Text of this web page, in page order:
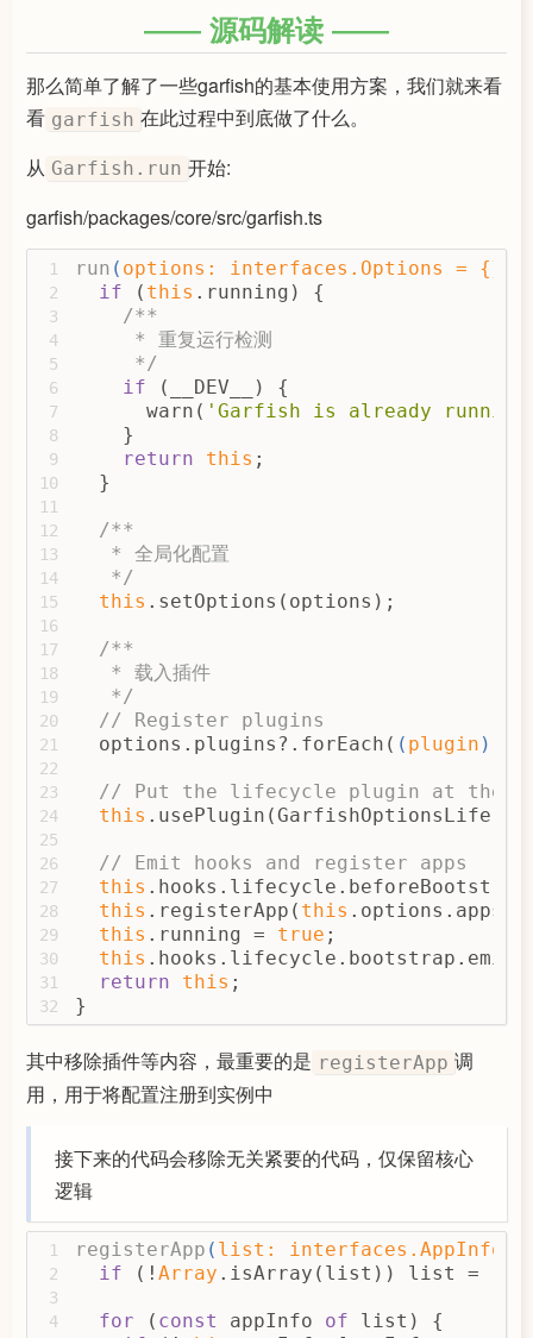
源码解读
那么简单了解了一些garfish的基本使用方案，我们就来看
看 garfish 在此过程中到底做了什么。
从 Garfish.run 开始:
garfish/packages/core/src/garfish.ts
1
2
3
4
5
6
7
8
9
10
11
12
13
14
15
16
17
18
19
20
21
22
23
24
25
26
27
28
29
30
31
32
run ( options: interfaces.Options = {}
if ( this .running) {
/**
     * 重复运行检测
     */
if (__DEV__) {
      warn(
'Garfish is already
    }
return
this ;
  }
/**
   * 全局化配置
   */
this .setOptions(options);
/**
   * 载入插件
   */
// Register plugins
  options.plugins?.forEach(
( plugin ) =>
// Put the lifecycle plugin at the
this .usePlugin(GarfishOptionsLife(
// Emit hooks and register apps
this
this .registerApp( this
this .running = true ;
this .hooks.lifecycle.bootstrap.emit(
return
this ;
}
其中移除插件等内容，最重要的是 registerApp 调
用，用于将配置注册到实例中
接下来的代码会移除无关紧要的代码，仅保留核心
逻辑
1
2
3
4
registerApp ( list: interfaces.AppInfo
if (! Array .isArray(list)) list =
for ( const appInfo of list) {